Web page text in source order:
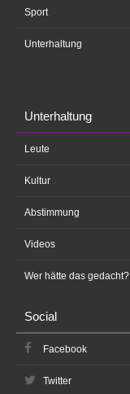
Sport
Unterhaltung
Unterhaltung
Leute
Kultur
Abstimmung
Videos
Wer hätte das gedacht?
Social
Facebook
Twitter